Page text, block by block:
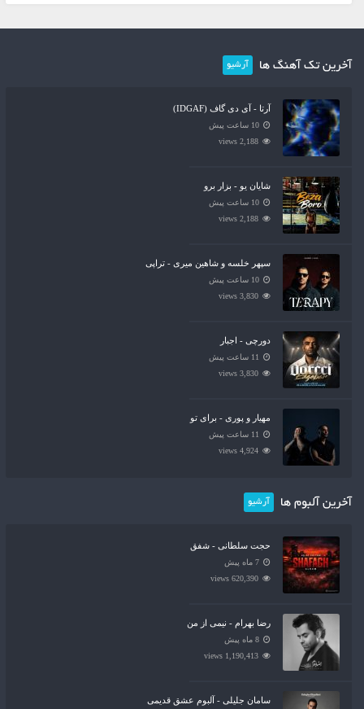
آخرین تک آهنگ ها آرشیو
آرتا - آی دی گاف (IDGAF)
10 ساعت پیش
2,188 views
شایان یو - بزار برو
10 ساعت پیش
2,188 views
سپهر خلسه و شاهین میری - تراپی
10 ساعت پیش
3,830 views
دورچی - اجبار
11 ساعت پیش
3,830 views
مهیار و پوری - برای تو
11 ساعت پیش
4,924 views
آخرین آلبوم ها آرشیو
حجت سلطانی - شفق
7 ماه پیش
620,390 views
رضا بهرام - نیمی از من
8 ماه پیش
1,190,413 views
سامان جلیلی - آلبوم عشق قدیمی